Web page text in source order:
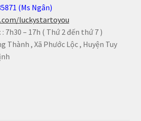
(Ms Ngân)
luckystartoyou
: 7h30 – 17h ( Thứ 2 đến thứ 7 )
Thành , Xã Phước Lộc , Huyện Tuy